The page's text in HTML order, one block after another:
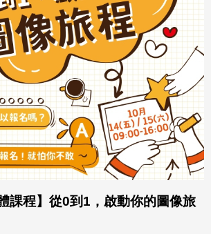
課程】從0到1，啟動你的圖像旅